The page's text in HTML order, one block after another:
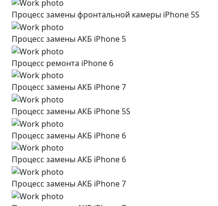
Процесс замены фронтальной камеры iPhone 5S
Процесс замены АКБ iPhone 5
Процесс ремонта iPhone 6
Процесс замены АКБ iPhone 7
Процесс замены АКБ iPhone 5S
Процесс замены АКБ iPhone 6
Процесс замены АКБ iPhone 6
Процесс замены АКБ iPhone 7